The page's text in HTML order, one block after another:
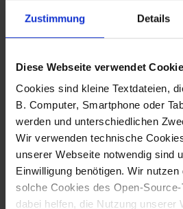
Zustimmung Details
Diese Webseite verwendet
Cookies sind kleine Textdateien,
B. Computer, Smartphone oder
werden und unterschiedlichen
Wir verwenden technische
unserer Webseite notwendig sind
Einwilligung benötigen. Wir
solche Cookies des Open-
dabei helfen, die Nutzung unserer
Fotografo: Lorenz
Sternbach
Download